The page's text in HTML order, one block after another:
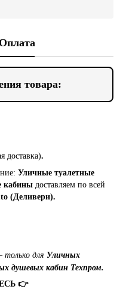
товара:
доставка).
Уличные туалетные
кабины доставляем по всей
(Деливери).
только для Уличных
душевых кабин Техпром.
👉